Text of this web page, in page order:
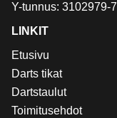
Y-tunnus: 3102979-7
LINKIT
Etusivu
Darts tikat
Dartstaulut
Toimitusehdot